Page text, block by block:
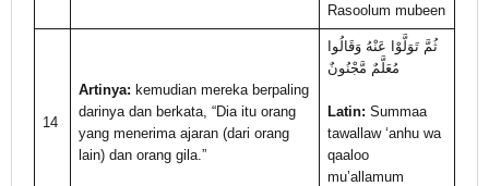
Rasoolum mubeen
14
Artinya: kemudian mereka berpaling
darinya dan berkata, “Dia itu orang
yang menerima ajaran (dari orang
lain) dan orang gila.”
ثُمَّ تَوَلَّوْا عَنْهُ وَقَالُوا
مُعَلَّمٌ مَّجْنُونٌ
Latin: Summaa
tawallaw ‘anhu wa
qaaloo
mu’allamum